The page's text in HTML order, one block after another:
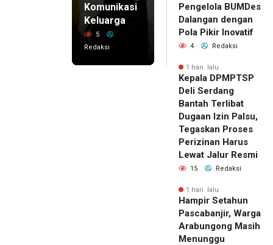
Komunikasi
Keluarga
5
Redaksi
Pengelola BUMDes
Dalangan dengan
Pola Pikir Inovatif
4 Redaksi
1 hari lalu
Kepala DPMPTSP
Deli Serdang
Bantah Terlibat
Dugaan Izin Palsu,
Tegaskan Proses
Perizinan Harus
Lewat Jalur Resmi
15 Redaksi
1 hari lalu
Hampir Setahun
Pascabanjir, Warga
Arabungong Masih
Menunggu